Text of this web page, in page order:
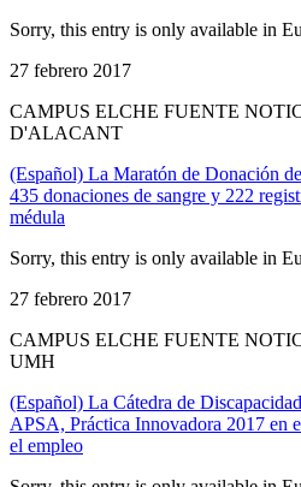
Sorry, this entry is only available in
27 febrero 2017
CAMPUS ELCHE FUENTE
D'ALACANT
(Español) La Maratón de Donación
435 donaciones de sangre y 222
médula
Sorry, this entry is only available in
27 febrero 2017
CAMPUS ELCHE FUENTE
UMH
(Español) La Cátedra de
APSA, Práctica Innovadora 2017 en
el empleo